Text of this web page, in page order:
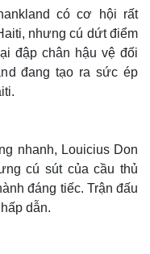
có cơ hội rất
nhưng cú dứt điểm
đập chân hậu vệ đối
đang tạo ra sức ép
nhanh, Louicius Don
cú sút của cầu thủ
đáng tiếc. Trận đấu
dẫn.